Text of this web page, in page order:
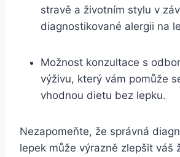
stravě a životním stylu ⁢v
diagnostikované alergii na
Možnost konzultace s
⁣výživu, ‌který ⁣vám pomůže
vhodnou dietu bez lepku.
Nezapomeňte, že⁤ správná
lepek může výrazně‌ zlepšit váš